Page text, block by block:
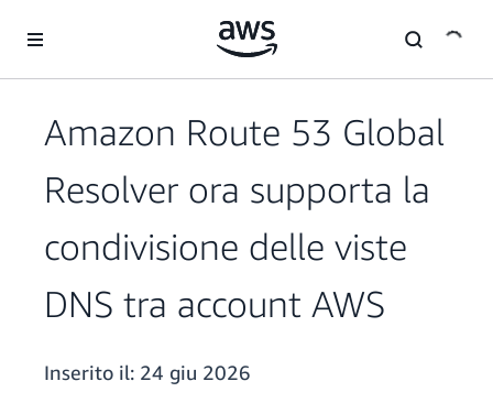
Amazon Route 53 Global
Resolver ora supporta la
condivisione delle viste
DNS tra account AWS
Inserito il: 24 giu 2026